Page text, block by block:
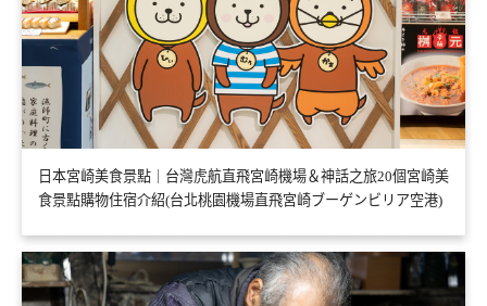
日本宮崎美食景點｜台灣虎航直飛宮崎機場＆神話之旅20個宮崎美
食景點購物住宿介紹(台北桃園機場直飛宮崎ブーゲンビリア空港)